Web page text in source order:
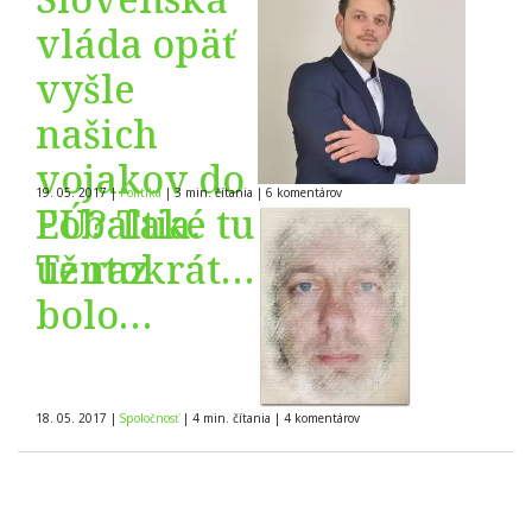
vláda opäť
vyšle
našich
vojakov do
Pobaltia.
Tentokrát
už ale v
trvalej
prítomnosti
19. 05. 2017| Politika | 3 min. čítania | 6 komentárov
EÚ? Také tu
už raz
bolo…
18. 05. 2017 | Spoločnosť | 4 min. čítania | 4 komentárov